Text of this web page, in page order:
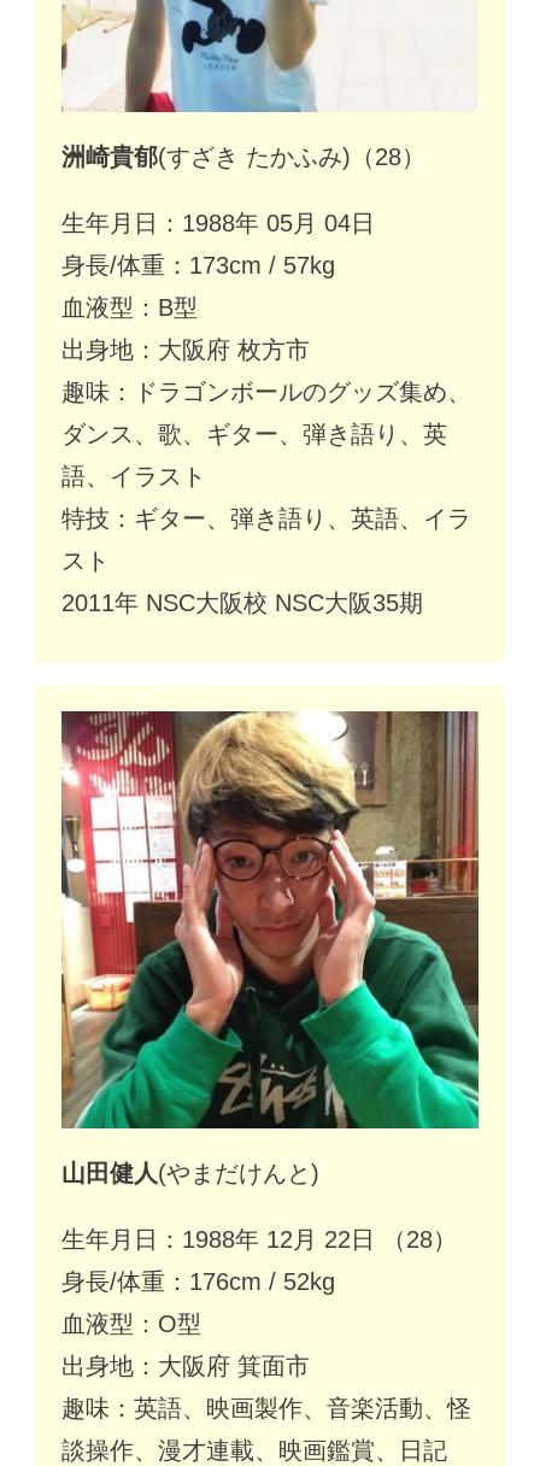
洲崎貴郁(すざき たかふみ)（28）
生年月日：1988年 05月 04日
身長/体重：173cm / 57kg
血液型：B型
出身地：大阪府 枚方市
趣味：ドラゴンボールのグッズ集め、
ダンス、歌、ギター、弾き語り、英
語、イラスト
特技：ギター、弾き語り、英語、イラ
スト
2011年 NSC大阪校 NSC大阪35期
山田健人(やまだけんと)
生年月日：1988年 12月 22日 （28）
身長/体重：176cm / 52kg
血液型：O型
出身地：大阪府 箕面市
趣味：英語、映画製作、音楽活動、怪
談操作、漫才連載、映画鑑賞、日記